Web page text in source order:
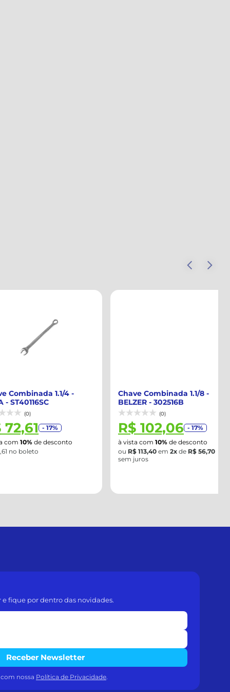
1.1/4 -
(0)
- 17%
10%de desconto
boleto
Chave Combinada 1.1/8 -
BELZER - 302516B
(0)
R$ 102,06 - 17%
à vista com10%de desconto
R$ 113,40 em2xde R$ 56,70
sem juros
fique por dentro das novidades.
Receber Newsletter
nossa Política de Privacidade